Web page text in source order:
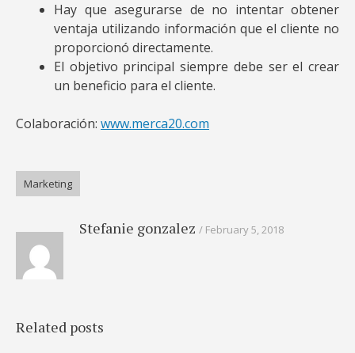
Hay que asegurarse de no intentar obtener
ventaja utilizando información que el cliente no
proporcionó directamente.
El objetivo principal siempre debe ser el crear
un beneficio para el cliente.
Colaboración: www.merca20.com
Marketing
Stefanie gonzalez February 5, 2018
Related posts